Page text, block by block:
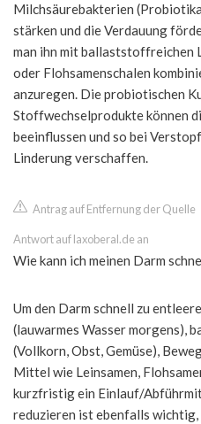
Milchsäurebakterien
stärken und die Verdauung
man ihn mit ballaststoffreichen
oder Flohsamenschalen
anzuregen. Die probiotischen
Stoffwechselprodukte können
beeinflussen und so bei
Linderung verschaffen.
Antrag auf Entfernung der Quelle
Antwort auf laxoberal.de an
Wie kann ich meinen Darm
Um den Darm schnell zu
(lauwarmes Wasser morgens),
(Vollkorn, Obst, Gemüse),
Mittel wie Leinsamen,
kurzfristig ein Einlauf/
reduzieren ist ebenfalls